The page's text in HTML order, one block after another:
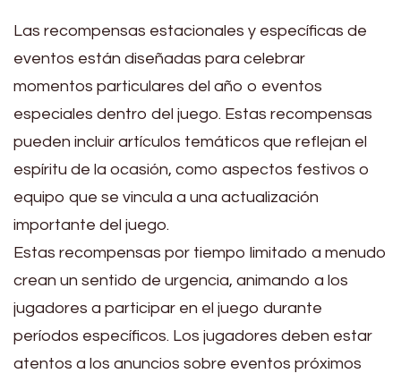
Las recompensas estacionales y específicas de
eventos están diseñadas para celebrar
momentos particulares del año o eventos
especiales dentro del juego. Estas recompensas
pueden incluir artículos temáticos que reflejan el
espíritu de la ocasión, como aspectos festivos o
equipo que se vincula a una actualización
importante del juego.
Estas recompensas por tiempo limitado a menudo
crean un sentido de urgencia, animando a los
jugadores a participar en el juego durante
períodos específicos. Los jugadores deben estar
atentos a los anuncios sobre eventos próximos